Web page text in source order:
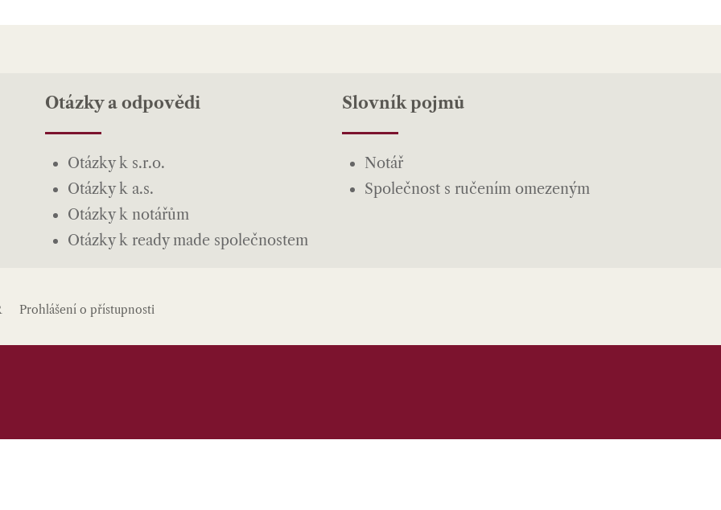
Otázky a odpovědi
Otázky k s.r.o.
Otázky k a.s.
Otázky k notářům
Otázky k ready made společnostem
Slovník pojmů
Notář
Společnost s ručením omezeným
Prohlášení o přístupnosti